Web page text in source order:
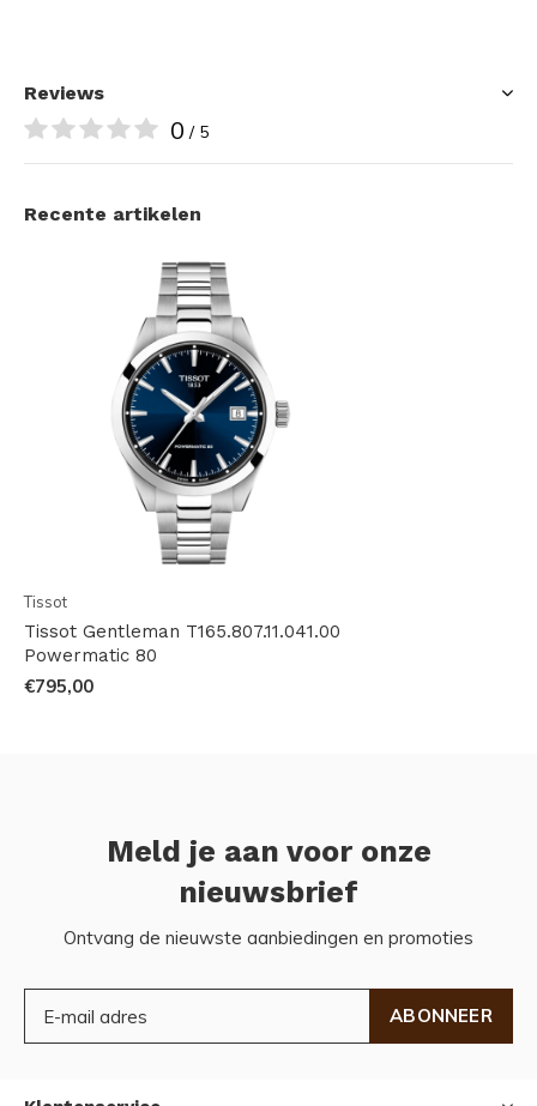
Reviews
0 / 5
Recente artikelen
Tissot
Tissot Gentleman T165.807.11.041.00
Powermatic 80
€795,00
Meld je aan voor onze
nieuwsbrief
Ontvang de nieuwste aanbiedingen en promoties
ABONNEER